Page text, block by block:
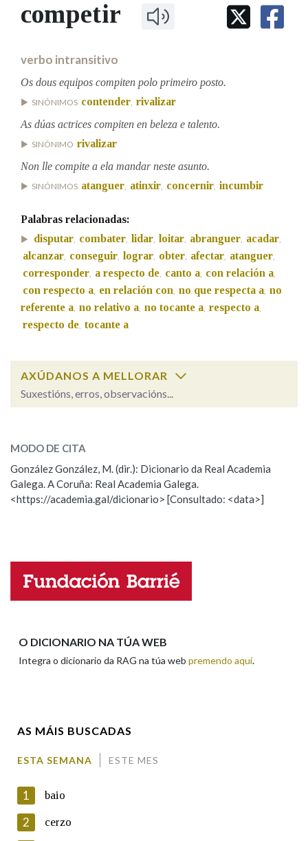
IDENTIDADE CORPORATIVA
MARCIAL DEL ADALID
FIGURAS HOMENAXEADAS
PRIMAVERA DAS LETRAS
PORTAL DAS PALABRAS
Facebook
TwitterYoutubeInstagram
Bluesky
BUSCAR NOS LEMAS
Remata por
Contén
BUSCAR NO CONTIDO
Nas definicións
Nos exemplos
OUTRAS OPCIÓNS DE BUSCA
Pertence a
competir
verbo intransitivo
Os dous equipos compiten polo primeiro posto.
SINÓNIMOS contender, rivalizar
As dúas actrices compiten en beleza e talento.
SINÓNIMO rivalizar
Non lle compite a ela mandar neste asunto.
SINÓNIMOS atanguer, atinxir, concernir, incumbir
Palabras relacionadas:
disputar, combater, lidar, loitar, abranguer, acadar,
alcanzar, conseguir, lograr, obter, afectar, atanguer,
corresponder, a respecto de, canto a, con relación a,
con respecto a, en relación con, no que respecta a, no
referente a, no relativo a, no tocante a, respecto a,
respecto de, tocante a
AXÚDANOS A MELLORAR
Suxestións, erros, observacións...
ESCOLLE UNHA OPCIÓN:
Observación Hai un erro na palabra
Propoño mellorar a definición
Nome
MODO DE CITA
González González, M. (dir.): Dicionario da Real Academia
Galega. A Coruña: Real Academia Galega.
<https://academia.gal/dicionario> [Consultado: <data>]
O DICIONARIO NA TÚA WEB
Integra o dicionario da RAG na túa web premendo aquí.
AS MÁIS BUSCADAS
ESTA SEMANA ESTE MES
1 baio
2 cerzo